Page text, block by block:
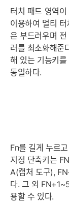
터치 패드 영역
이용하여 멀티
은 부드러우며 전
러를 최소화해준
해 있는 기능키
동일하다.
Fn를 길게 누르
지정 단축키는
A(캡처 도구),
다. 그 외
용할 수 있다.